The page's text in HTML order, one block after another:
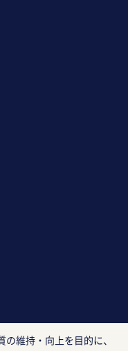
維持・向上を目的に、